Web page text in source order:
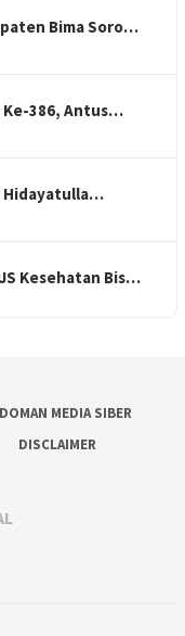
Bima Soro…
Ke-386, Antus…
Hidayatulla…
Kesehatan Bis…
MEDIA SIBER
DISCLAIMER